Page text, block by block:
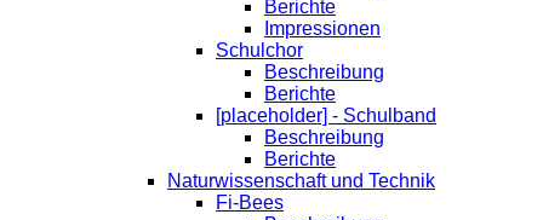
Berichte
Impressionen
Schulchor
Beschreibung
Berichte
[placeholder] - Schulband
Beschreibung
Berichte
Naturwissenschaft und Technik
Fi-Bees